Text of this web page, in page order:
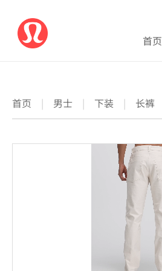
首页
首页 | 男士 | 下装 | 长裤